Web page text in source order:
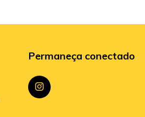
Permaneça conectado